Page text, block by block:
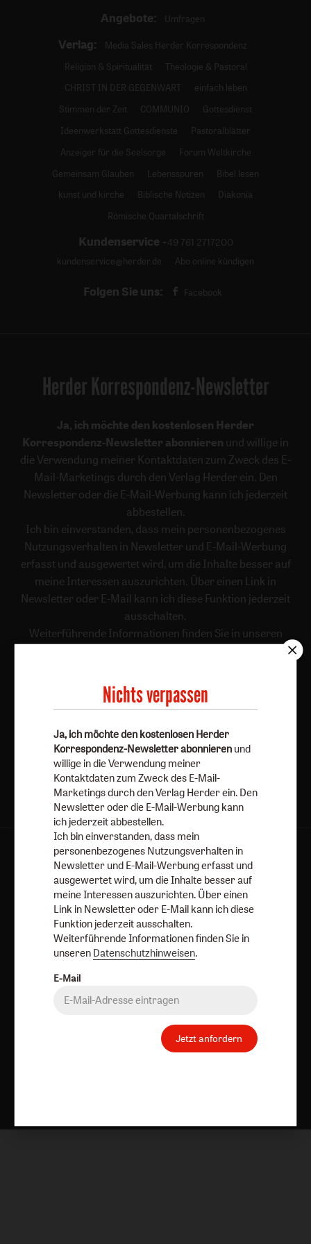
Angebote: Umfragen
Verlag:
Media Sales Herder Korrespondenz
Religion & Spiritualität
Theologie & Pastoral
CHRIST IN DER GEGENWART
einfach leben
Stimmen der Zeit
COMMUNIO
Gottesdienst
Ideenwerkstatt Gottesdienste
Pastoralblätter
Anzeiger für die Seelsorge
Forum Weltkirche
Gemeinsam Glauben
Lebensspuren
Bibel lesen
kunst und kirche
Biblische Notizen
Diakonia
Römische Quartalschrift
Kundenservice +49 761 2717200
kundenservice@herder.de
Abo online kündigen
Folgen Sie uns: Facebook
Herder Korrespondenz-Newsletter
Ja, ich möchte den kostenlosen Herder
Korrespondenz-Newsletter abonnieren und willige in
die Verwendung meiner Kontaktdaten zum Zweck des E-
Mail-Marketings durch den Verlag Herder ein. Den
Newsletter oder die E-Mail-Werbung kann ich jederzeit
abbestellen.
Ich bin einverstanden, dass mein personenbezogenes
Nutzungsverhalten in Newsletter und E-Mail-Werbung
erfasst und ausgewertet wird, um die Inhalte besser auf
meine Interessen auszurichten. Über einen Link in
Newsletter oder E-Mail kann ich diese Funktion jederzeit
ausschalten.
Weiterführende Informationen finden Sie in unseren
Jetzt anmelden
AGB und Widerrufsbelehrung
Datenschutz
Barrierefreiheit
Impressum
Vertrag widerrufen Abo online kündigen
Nichts verpassen
Ja, ich möchte den kostenlosen Herder
Korrespondenz-Newsletter abonnieren und
willige in die Verwendung meiner
Kontaktdaten zum Zweck des E-Mail-
Marketings durch den Verlag Herder ein. Den
Newsletter oder die E-Mail-Werbung kann
ich jederzeit abbestellen.
Ich bin einverstanden, dass mein
personenbezogenes Nutzungsverhalten in
Newsletter und E-Mail-Werbung erfasst und
ausgewertet wird, um die Inhalte besser auf
meine Interessen auszurichten. Über einen
Link in Newsletter oder E-Mail kann ich diese
Funktion jederzeit ausschalten.
Weiterführende Informationen finden Sie in
unseren Datenschutzhinweisen.
E-Mail
Jetzt anfordern